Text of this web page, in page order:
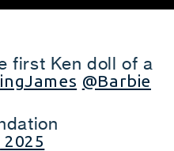
first Ken doll of a
@Barbie